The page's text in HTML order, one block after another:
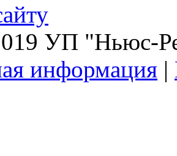
УП "Ньюс-
информация |